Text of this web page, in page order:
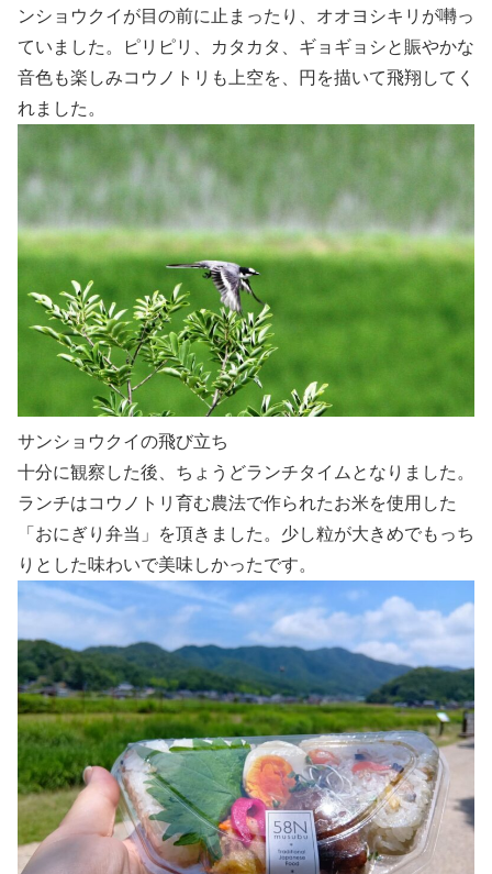
ンショウクイが目の前に止まったり、オオヨシキリが囀っ
ていました。ピリピリ、カタカタ、ギョギョシと賑やかな
音色も楽しみコウノトリも上空を、円を描いて飛翔してく
れました。
サンショウクイの飛び立ち
十分に観察した後、ちょうどランチタイムとなりました。
ランチはコウノトリ育む農法で作られたお米を使用した
「おにぎり弁当」を頂きました。少し粒が大きめでもっち
りとした味わいで美味しかったです。